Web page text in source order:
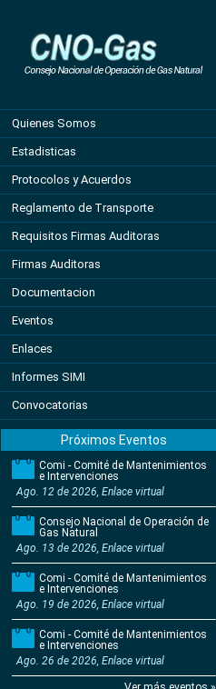
Quienes Somos
Estadisticas
Protocolos y Acuerdos
Reglamento de Transporte
Requisitos Firmas Auditoras
Firmas Auditoras
Documentacion
Eventos
Enlaces
Informes SIMI
Convocatorias
Próximos Eventos
Comi - Comité de Mantenimientos
e Intervenciones
Ago. 12 de 2026, Enlace virtual
Consejo Nacional de Operación de
Gas Natural
Ago. 13 de 2026, Enlace virtual
Comi - Comité de Mantenimientos
e Intervenciones
Ago. 19 de 2026, Enlace virtual
Comi - Comité de Mantenimientos
e Intervenciones
Ago. 26 de 2026, Enlace virtual